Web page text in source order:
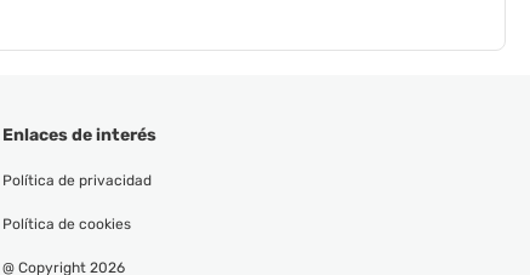
Enlaces de interés
Política de privacidad
Política de cookies
@ Copyright 2026